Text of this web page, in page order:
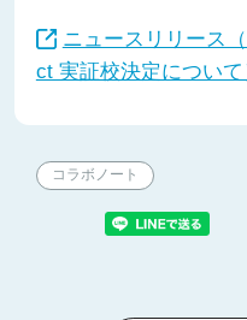
ニュースリリース
ct 実証校決定について
コラボノート